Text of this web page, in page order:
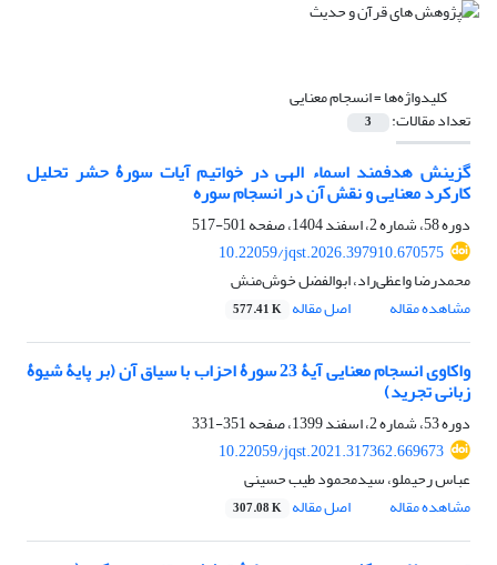
کلیدواژه‌ها =انسجام معنایی
تعداد مقالات: 3
گزینش هدفمند اسماء الهی در خواتیم آیات سورۀ حشر‏ تحلیل
کارکرد معنایی و نقش آن در انسجام سوره
دوره 58، شماره 2، اسفند 1404، صفحه
501-517
10.22059/jqst.2026.397910.670575
محمدرضا واعظی‌راد، ابوالفضل خوش‌منش
مشاهده مقاله
اصل مقاله 577.41 K
واکاوی انسجام معنایی آیۀ 23 سورۀ احزاب با سیاق آن (بر پایۀ شیوۀ
زبانی تجرید)
دوره 53، شماره 2، اسفند 1399، صفحه
351-331
10.22059/jqst.2021.317362.669673
عباس رحیملو، سیدمحمود طیب حسینی
مشاهده مقاله
اصل مقاله 307.08 K